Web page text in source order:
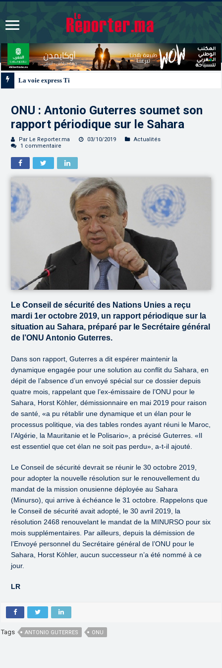
ONU : Antonio Guterres soumet son
rapport périodique sur le Sahara
Par Le Reporter.ma 03/10/2019
Actualités
1 commentaire
Le Conseil de sécurité des Nations Unies a reçu
mardi 1er octobre 2019, un rapport périodique sur la
situation au Sahara, préparé par le Secrétaire général
de l’ONU Antonio Guterres.
Dans son rapport, Guterres a dit espérer maintenir la
dynamique engagée pour une solution au conflit du Sahara, en
dépit de l’absence d’un envoyé spécial sur ce dossier depuis
quatre mois, rappelant que l’ex-émissaire de l’ONU pour le
Sahara, Horst Köhler, démissionnaire en mai 2019 pour raison
de santé, «a pu rétablir une dynamique et un élan pour le
processus politique, via des tables rondes ayant réuni le Maroc,
l’Algérie, la Mauritanie et le Polisario», a précisé Guterres. «Il
est essentiel que cet élan ne soit pas perdu», a-t-il ajouté.
Le Conseil de sécurité devrait se réunir le 30 octobre 2019,
pour adopter la nouvelle résolution sur le renouvellement du
mandat de la mission onusienne déployée au Sahara
(Minurso), qui arrive à échéance le 31 octobre. Rappelons que
le Conseil de sécurité avait adopté, le 30 avril 2019, la
résolution 2468 renouvelant le mandat de la MINURSO pour six
mois supplémentaires. Par ailleurs, depuis la démission de
l’Envoyé personnel du Secrétaire général de l’ONU pour le
Sahara, Horst Köhler, aucun successeur n’a été nommé à ce
jour.
LR
Tags ANTONIO GUTERRES ONU